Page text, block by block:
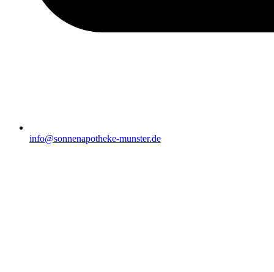
info@sonnenapotheke-munster.de